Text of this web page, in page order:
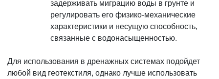
задерживать миграцию воды в грунте и
регулировать его физико-механические
характеристики и несущую способность,
связанные с водонасыщенностью.
Для использования в дренажных системах подойдет
любой вид геотекстиля, однако лучше использовать